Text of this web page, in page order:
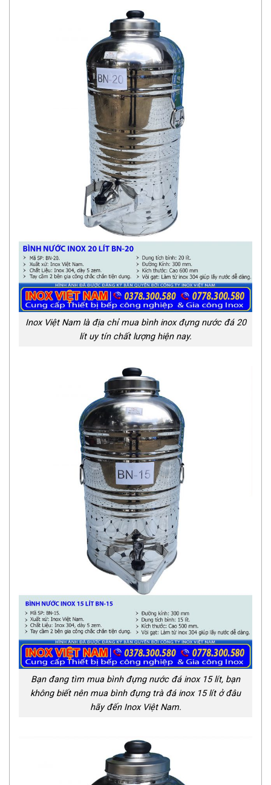
Inox Việt Nam là địa chỉ mua bình inox đựng nước đá 20
lít uy tín chất lượng hiện nay.
Bạn đang tìm mua bình đựng nước đá inox 15 lít, bạn
không biết nên mua bình đựng trà đá inox 15 lít ở đâu
hãy đến Inox Việt Nam.